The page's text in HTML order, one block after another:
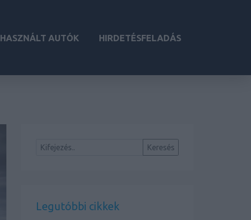
HASZNÁLT AUTÓK HIRDETÉSFELADÁS
Legutóbbi cikkek